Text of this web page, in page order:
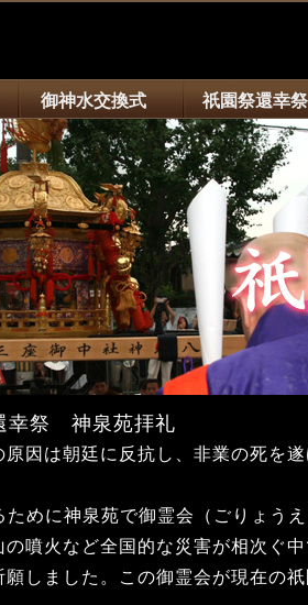
御神水交換式 祇園祭還幸祭
祭 神泉苑拝礼
因は朝廷に反抗し、非業の死を
めに神泉苑で御霊会（ごりょうえ
噴火など全国的な災害が相次ぐ
しました。この御霊会が現在の祇